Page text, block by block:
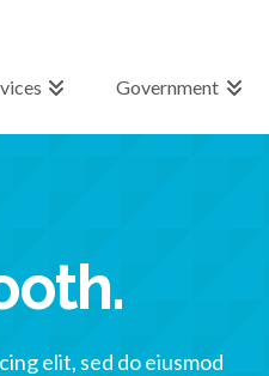
Government
elit, sed do eiusmod